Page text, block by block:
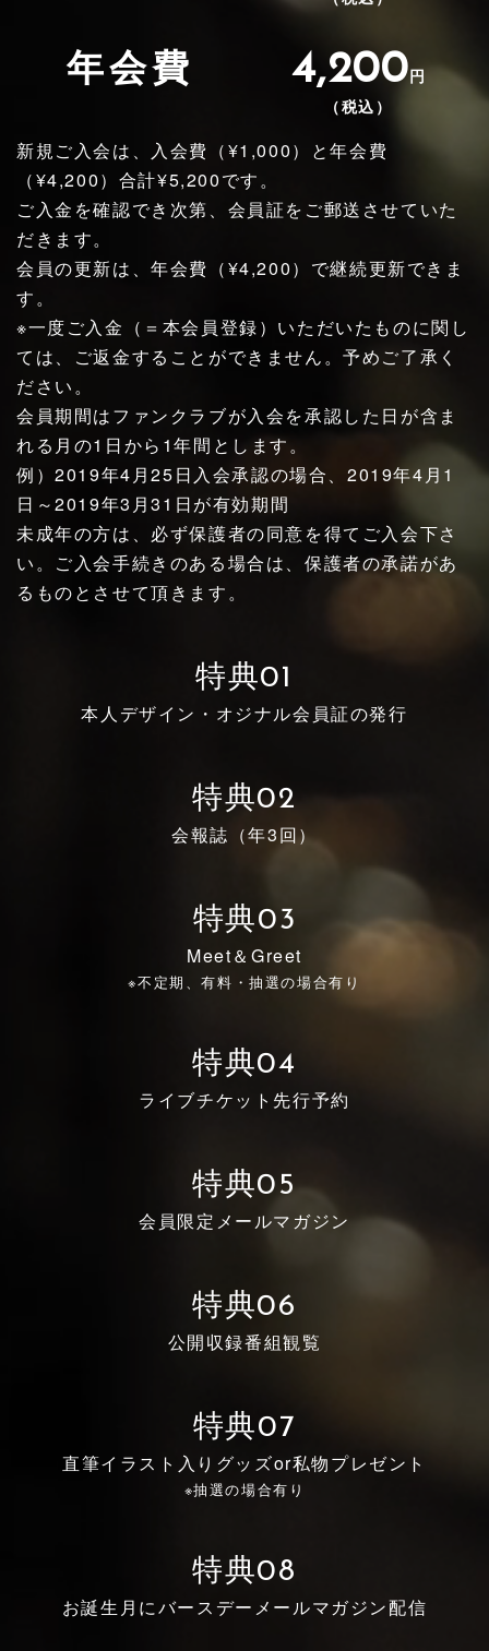
年会費 4,200 円
（税込）
新規ご入会は、入会費（¥1,000）と年会費
（¥4,200）合計¥5,200です。
ご入金を確認でき次第、会員証をご郵送させていた
だきます。
会員の更新は、年会費（¥4,200）で継続更新できま
す。
※一度ご入金（＝本会員登録）いただいたものに関し
ては、ご返金することができません。予めご了承く
ださい。
会員期間はファンクラブが入会を承認した日が含ま
れる月の1日から1年間とします。
例）2019年4月25日入会承認の場合、2019年4月1
日～2019年3月31日が有効期間
未成年の方は、必ず保護者の同意を得てご入会下さ
い。ご入会手続きのある場合は、保護者の承諾があ
るものとさせて頂きます。
特典01
本人デザイン・オジナル会員証の発行
特典02
会報誌（年3回）
特典03
Meet＆Greet
※不定期、有料・抽選の場合有り
特典04
ライブチケット先行予約
特典05
会員限定メールマガジン
特典06
公開収録番組観覧
特典07
直筆イラスト入りグッズor私物プレゼント
※抽選の場合有り
特典08
お誕生月にバースデーメールマガジン配信